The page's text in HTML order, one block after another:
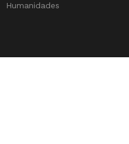
Humanidades